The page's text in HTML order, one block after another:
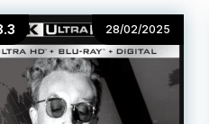
28/02/2025